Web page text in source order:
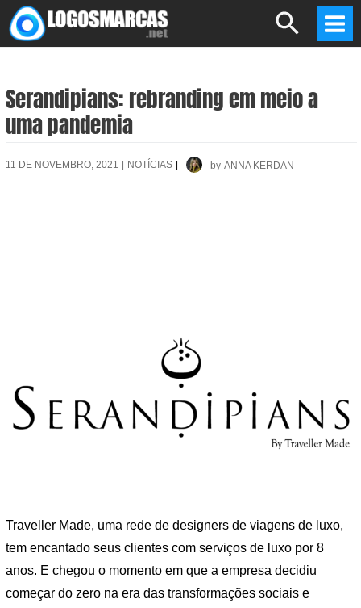
Skip
to
Search
Serandipians: rebranding em meio a
uma pandemia
11 DE NOVEMBRO, 2021 NOTÍCIAS by ANNA KERDAN
Traveller Made, uma rede de designers de viagens de luxo,
tem encantado seus clientes com serviços de luxo por 8
anos. E chegou o momento em que a empresa decidiu
começar do zero na era das transformações sociais e